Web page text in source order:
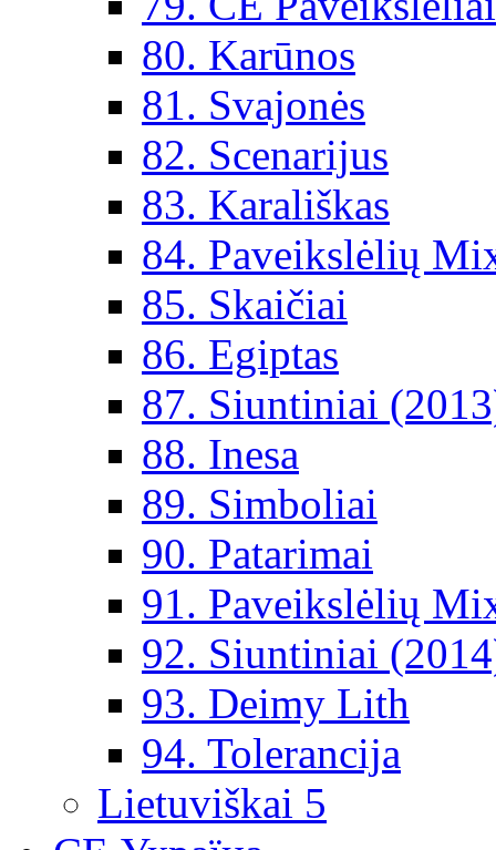
80. Karūnos
81. Svajonės
82. Scenarijus
83. Karališkas
84. Paveikslėlių
85. Skaičiai
86. Egiptas
87. Siuntiniai
88. Inesa
89. Simboliai
90. Patarimai
91. Paveikslėlių
92. Siuntiniai
93. Deimy Lith
94. Tolerancija
Lietuviškai 5